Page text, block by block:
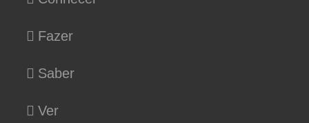
Fazer
Saber
Ver